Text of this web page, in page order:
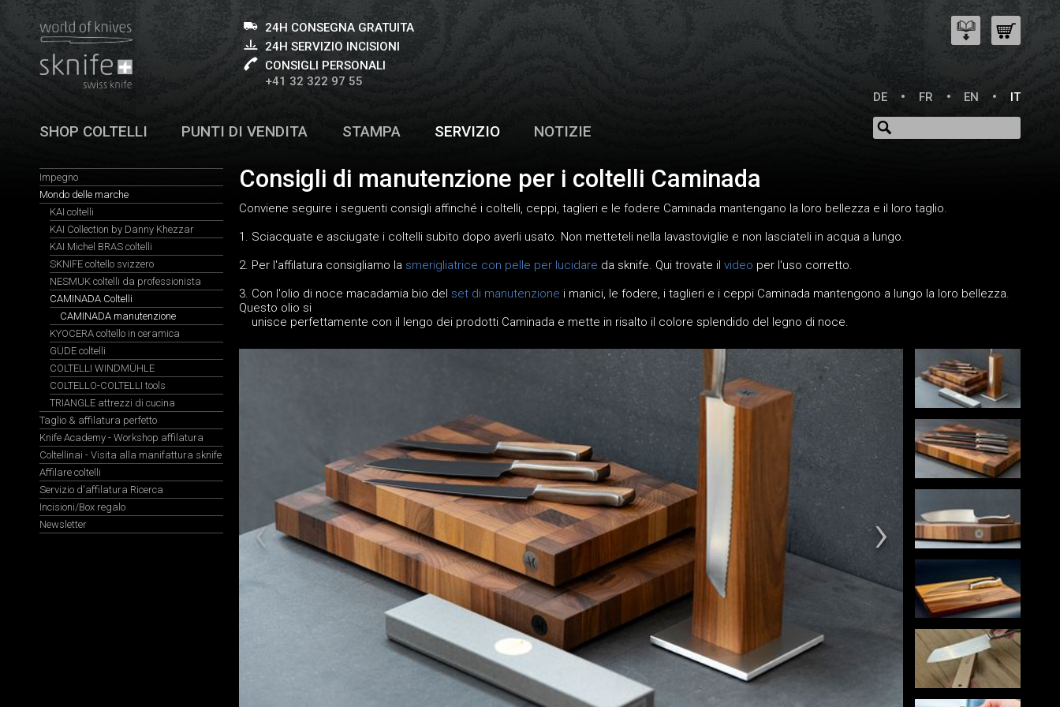
24H CONSEGNA GRATUITA
24H SERVIZIO INCISIONI
CONSIGLI PERSONALI
+41 32 322 97 55
DE
FR EN IT
SHOP COLTELLI PUNTI DI VENDITA STAMPA SERVIZIO NOTIZIE
Impegno
Mondo delle marche
KAI coltelli
KAI Collection by Danny Khezzar
KAI Michel BRAS coltelli
SKNIFE coltello svizzero
NESMUK coltelli da professionista
CAMINADA Coltelli
CAMINADA manutenzione
KYOCERA coltello in ceramica
GÜDE coltelli
COLTELLI WINDMÜHLE
COLTELLO-COLTELLI tools
TRIANGLE attrezzi di cucina
Taglio & affilatura perfetto
Knife Academy - Workshop affilatura
Coltellinai - Visita alla manifattura sknife
Affilare coltelli
Servizio d'affilatura Ricerca
Incisioni/Box regalo
Newsletter
Consigli di manutenzione per i coltelli Caminada
Conviene seguire i seguenti consigli affinché i coltelli, ceppi, taglieri e le fodere Caminada mantengano la loro bellezza e il loro taglio.
1. Sciacquate e asciugate i coltelli subito dopo averli usato. Non metteteli nella lavastoviglie e non lasciateli in acqua a lungo.
2. Per l'affilatura consigliamo la smerigliatrice con pelle per lucidare da sknife. Qui trovate il video per l'uso corretto.
3. Con l'olio di noce macadamia bio del set di manutenzione i manici, le fodere, i taglieri e i ceppi Caminada mantengono a lungo la loro bellezza.
Questo olio si
unisce perfettamente con il lengo dei prodotti Caminada e mette in risalto il colore splendido del legno di noce.